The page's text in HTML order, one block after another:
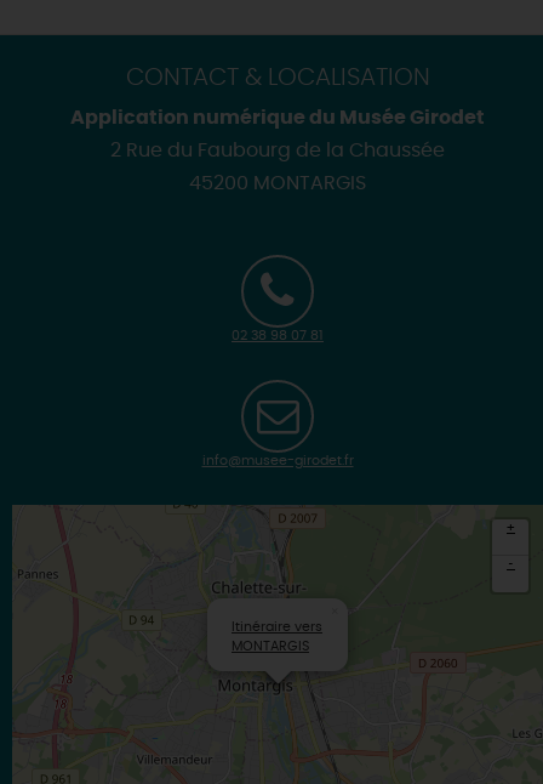
CONTACT & LOCALISATION
Application numérique du Musée Girodet
2 Rue du Faubourg de la Chaussée
45200 MONTARGIS
02 38 98 07 81
info@musee-girodet.fr
Itinéraire vers
MONTARGIS
+
-